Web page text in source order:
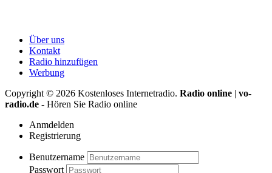
Über uns
Kontakt
Radio hinzufügen
Werbung
Copyright © 2026 Kostenloses Internetradio. Radio online | vo-
radio.de - Hören Sie Radio online
Anmdelden
Registrierung
Benutzername
Passwort